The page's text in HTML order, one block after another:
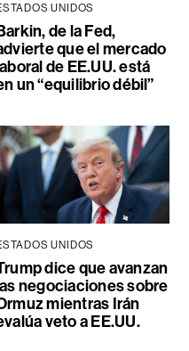
UNIDOS
de la Fed,
que el mercado
de EE.UU. está
un “equilibrio débil”
UNIDOS
dice que avanzan
negociaciones sobre
mientras Irán
veto a EE.UU.